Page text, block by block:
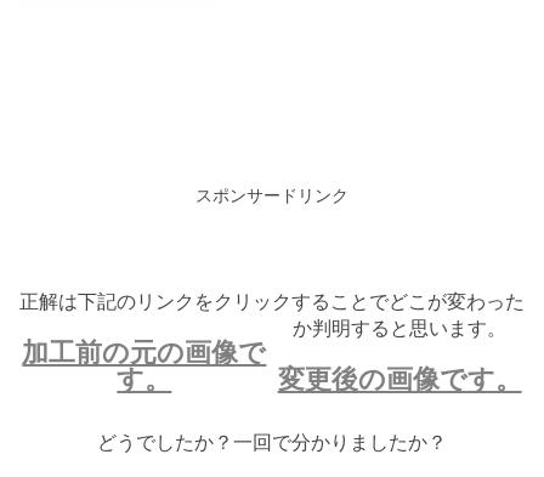
スポンサードリンク
正解は下記のリンクをクリックすることでどこが変わった
か判明すると思います。
加工前の元の画像で
す。
変更後の画像です。
どうでしたか？一回で分かりましたか？